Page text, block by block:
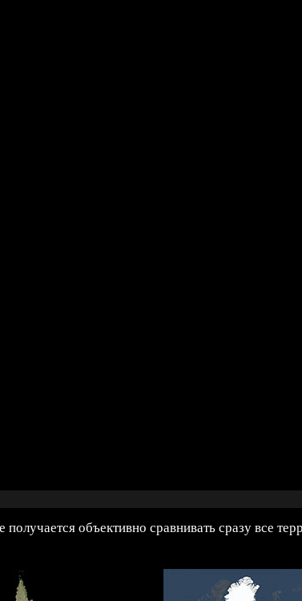
объективно сравнивать сразу все